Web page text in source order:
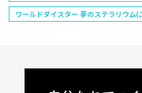
ワールドダイスター 夢のステラリウム(